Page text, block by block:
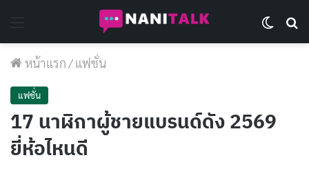
หน้าแรก/แฟชั่น
แฟชั่น
17 นาฬิกาผู้ชายแบรนด์ดัง 2569
ยี่ห้อไหนดี